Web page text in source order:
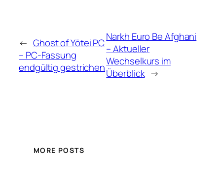
← Ghost of Yōtei PC
– PC-Fassung
endgültig gestrichen
Narkh Euro Be Afghani
– Aktueller
Wechselkurs im
Überblick →
MORE POSTS